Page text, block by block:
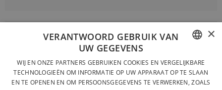
VOLLEDIG ONTWORPEN EN GEPRODUCEERD IN BELGIË
PRIVACYBELEID
ALGEMENE VERKOOPVOORWAARDEN
FRENCH
DUTCH
×
VERANTWOORD GEBRUIK VAN
UW GEGEVENS
WIJ EN ONZE PARTNERS GEBRUIKEN COOKIES EN VERGELIJKBARE
TECHNOLOGIEËN OM INFORMATIE OP UW APPARAAT OP TE SLAAN
EN TE OPENEN EN OM PERSOONSGEGEVENS TE VERWERKEN, ZOALS